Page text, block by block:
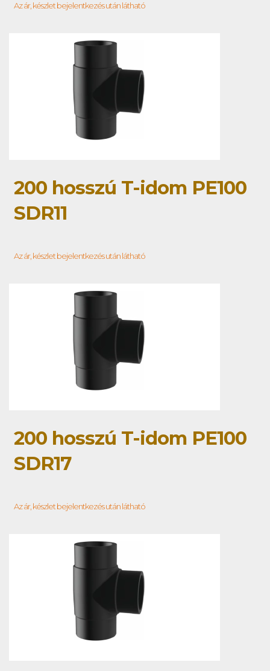
Az ár, készlet bejelentkezés után látható
200 hosszú T-idom PE100
SDR11
Az ár, készlet bejelentkezés után látható
200 hosszú T-idom PE100
SDR17
Az ár, készlet bejelentkezés után látható